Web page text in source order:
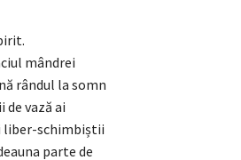
mândrei
rândul la somn
de vază ai
liber-schimbiștii
parte de